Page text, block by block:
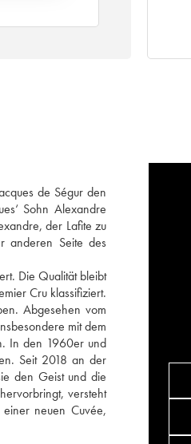
de Ségur den
Sohn Alexandre
der Lafite zu
anderen Seite des
Die Qualität bleibt
Cru klassifiziert.
Abgesehen vom
mit dem
In den 1960er und
Seit 2018 an der
den Geist und die
versteht
neuen Cuvée,